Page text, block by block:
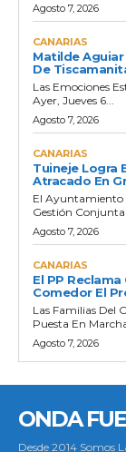
Agosto 7, 2026
CANARIAS
Matilde Aguiar
De
Las Emociones
Ayer, Jueves 6...
Agosto 7, 2026
CANARIAS
Tuineje Logra
Atracado En
El Ayuntamiento
Gestión Conjunta
Agosto 7, 2026
CANARIAS
El PP
Comedor El
Las Familias Del
Puesta En Marcha
Agosto 7, 2026
ONDA
Desde 2014 Somos